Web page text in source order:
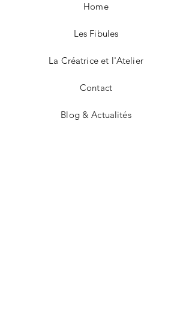
Home
Les Fibules
La Créatrice et l'Atelier
Contact
Blog & Actualités